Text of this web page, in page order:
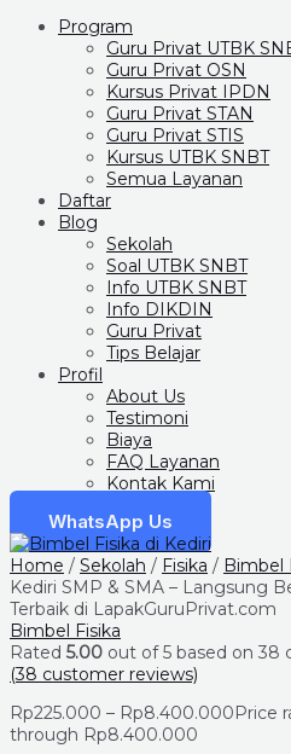
Program
Guru Privat UTBK
Guru Privat OSN
Kursus Privat IPDN
Guru Privat STAN
Guru Privat STIS
Kursus UTBK SNBT
Semua Layanan
Daftar
Blog
Sekolah
Soal UTBK SNBT
Info UTBK SNBT
Info DIKDIN
Guru Privat
Tips Belajar
Profil
About Us
Testimoni
Biaya
FAQ Layanan
Kontak Kami
WhatsApp Us
Home / Sekolah / Fisika / Bimbel
Kediri SMP & SMA – Langsung
Terbaik di LapakGuruPrivat.com
Bimbel Fisika
Rated 5.00 out of 5 based on 38
(38 customer reviews)
Rp225.000 – Rp8.400.000Price
through Rp8.400.000